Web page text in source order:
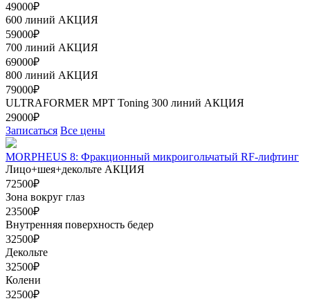
49000₽
600 линий АКЦИЯ
59000₽
700 линий АКЦИЯ
69000₽
800 линий АКЦИЯ
79000₽
ULTRAFORMER МРТ Toning 300 линий АКЦИЯ
29000₽
Записаться Все цены
MORPHEUS 8: Фракционный микроигольчатый RF-лифтинг
Лицо+шея+декольте АКЦИЯ
72500₽
Зона вокруг глаз
23500₽
Внутренняя поверхность бедер
32500₽
Декольте
32500₽
Колени
32500₽